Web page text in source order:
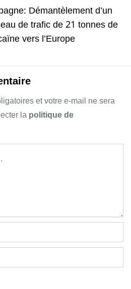
Démantèlement d’un
de trafic de 21 tonnes de
vers l’Europe
et votre e-mail ne sera
lapolitique de